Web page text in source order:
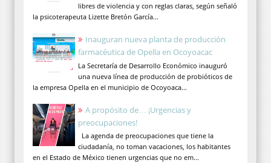
libres de violencia y con reglas claras, según señaló
la psicoterapeuta Lizette Bretón García...
Inauguran nueva planta de producción
farmacéutica de Opella en Ocoyoacac
La Secretaría de Desarrollo Económico inauguró
una nueva línea de producción de probióticos de
la empresa Opella en el municipio de Ocoyoaca...
A propósito de… ¡Urgencias y
preocupaciones!
La agenda de preocupaciones que tiene la
ciudadanía, no toman vacaciones, los habitantes
en el Estado de México tienen urgencias que no em...